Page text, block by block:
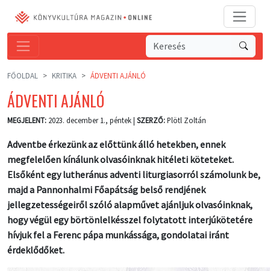
FŐOLDAL KRITIKA ÁDVENTI AJÁNLÓ
ÁDVENTI AJÁNLÓ
MEGJELENT: 2023. december 1., péntek | SZERZŐ:Plötl Zoltán
Adventbe érkezünk az előttünk álló hetekben, ennek
megfelelően kínálunk olvasóinknak hitéleti köteteket.
Elsőként egy lutheránus adventi liturgiasorról számolunk be,
majd a Pannonhalmi Főapátság belső rendjének
jellegzetességeiről szóló alapművet ajánljuk olvasóinknak,
hogy végül egy börtönlelkésszel folytatott interjúkötetére
hívjuk fel a Ferenc pápa munkássága, gondolatai iránt
érdeklődőket.